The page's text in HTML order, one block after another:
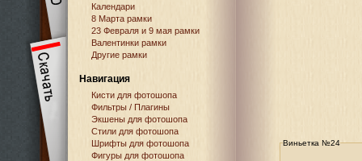
Календари
8 Марта рамки
23 Февраля и 9 мая рамки
Валентинки рамки
Другие рамки
Навигация
Кисти для фотошопа
Фильтры / Плагины
Экшены для фотошопа
Стили для фотошопа
Шрифты для фотошопа
Фигуры для фотошопа
Виньетка №24